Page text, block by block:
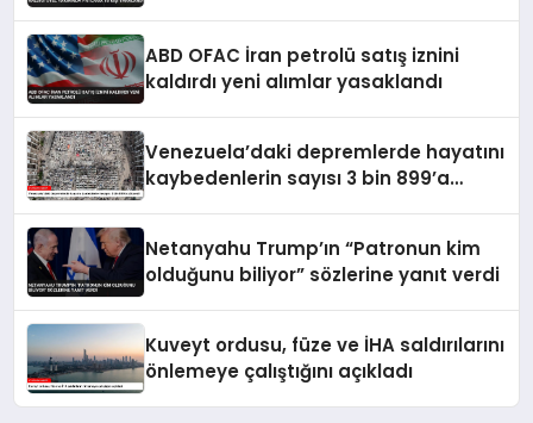
ABD OFAC İran petrolü satış iznini
kaldırdı yeni alımlar yasaklandı
Venezuela’daki depremlerde hayatını
kaybedenlerin sayısı 3 bin 899’a
Netanyahu Trump’ın “Patronun kim
olduğunu biliyor” sözlerine yanıt verdi
Kuveyt ordusu, füze ve İHA saldırılarını
önlemeye çalıştığını açıkladı